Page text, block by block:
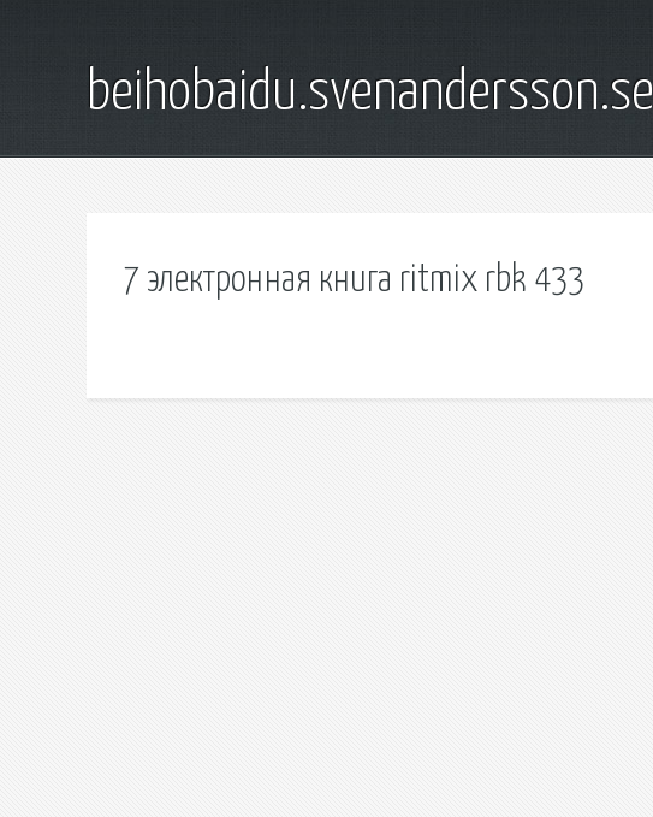
beihobaidu.svenandersson.se
7 электронная книга ritmix rbk 433